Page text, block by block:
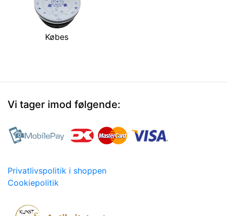
Købes
Vi tager imod følgende:
Privatlivspolitik i shoppen
Cookiepolitik